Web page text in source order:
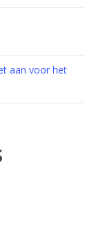
aan voor het